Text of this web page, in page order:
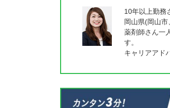
10年以上勤務
岡山県(岡山
薬剤師さん一
す。
キャリアアド